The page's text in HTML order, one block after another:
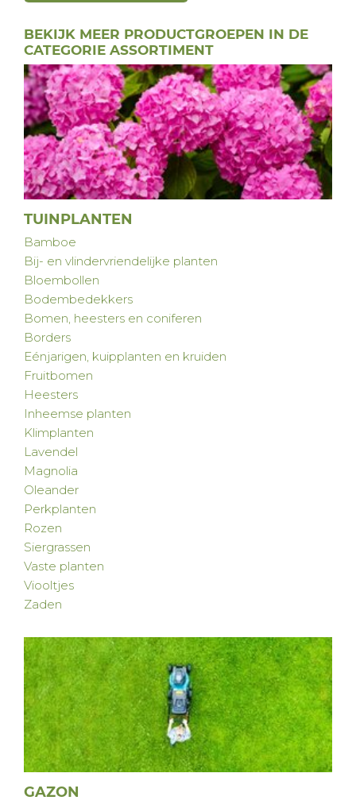
BEKIJK MEER PRODUCTGROEPEN IN DE
CATEGORIE ASSORTIMENT
TUINPLANTEN
Bamboe
Bij- en vlindervriendelijke planten
Bloembollen
Bodembedekkers
Bomen, heesters en coniferen
Borders
Eénjarigen, kuipplanten en kruiden
Fruitbomen
Heesters
Inheemse planten
Klimplanten
Lavendel
Magnolia
Oleander
Perkplanten
Rozen
Siergrassen
Vaste planten
Viooltjes
Zaden
GAZON